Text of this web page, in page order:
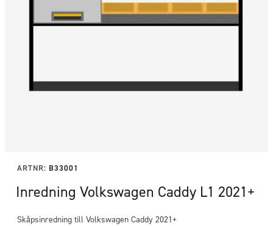
ARTNR: B33001
Inredning Volkswagen Caddy L1 2021+
Skåpsinredning till Volkswagen Caddy 2021+